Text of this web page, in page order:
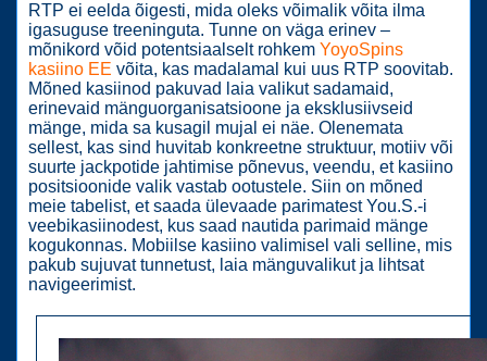
RTP ei eelda õigesti, mida oleks võimalik võita ilma
igasuguse treeninguta. Tunne on väga erinev –
mõnikord võid potentsiaalselt rohkemYoyoSpins
kasiino EE võita, kas madalamal kui uus RTP soovitab.
Mõned kasiinod pakuvad laia valikut sadamaid,
erinevaid mänguorganisatsioone ja eksklusiivseid
mänge, mida sa kusagil mujal ei näe. Olenemata
sellest, kas sind huvitab konkreetne struktuur, motiiv või
suurte jackpotide jahtimise põnevus, veendu, et kasiino
positsioonide valik vastab ootustele. Siin on mõned
meie tabelist, et saada ülevaade parimatest You.S.-i
veebikasiinodest, kus saad nautida parimaid mänge
kogukonnas. Mobiilse kasiino valimisel vali selline, mis
pakub sujuvat tunnetust, laia mänguvalikut ja lihtsat
navigeerimist.